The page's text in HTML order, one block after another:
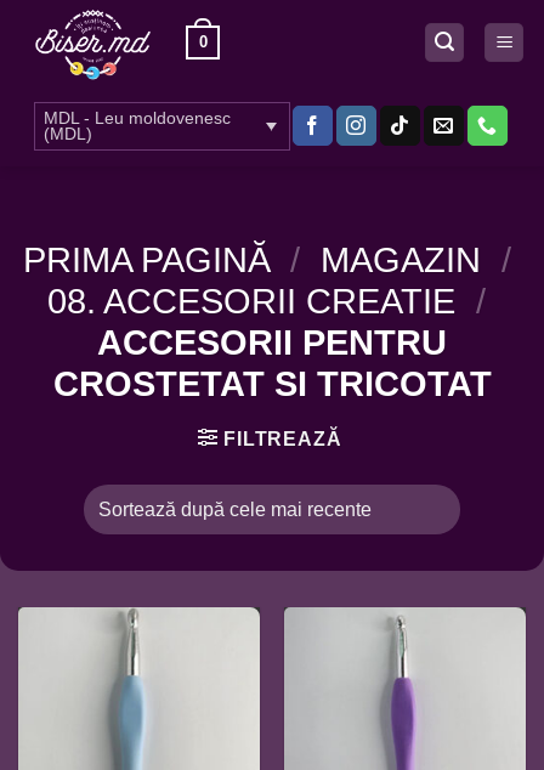
0
MDL - Leu moldovenesc
(MDL)
PRIMA PAGINĂ / MAGAZIN /
08. ACCESORII CREATIE /
ACCESORII PENTRU
CROSTETAT SI TRICOTAT
FILTREAZĂ